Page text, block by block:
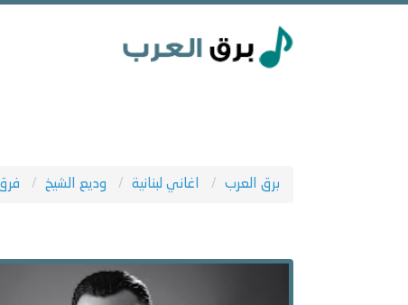
برق العرب اغاني لبنانية وديع الشيخ